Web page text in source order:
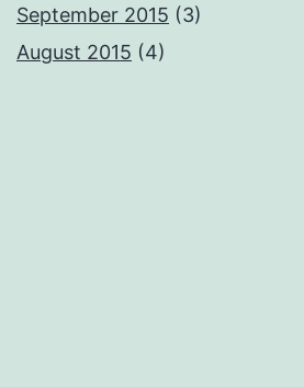
September 2015 (3)
August 2015 (4)